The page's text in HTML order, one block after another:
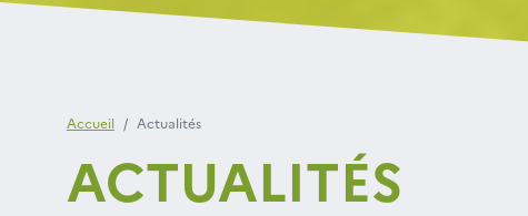
Accueil Actualités
ACTUALITÉS